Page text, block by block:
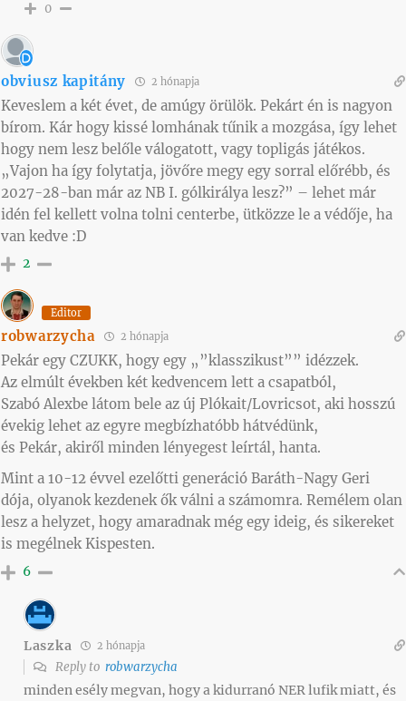
0
obviusz kapitány 2 hónapja
Keveslem a két évet, de amúgy örülök. Pekárt én is nagyon
bírom. Kár hogy kissé lomhának tűnik a mozgása, így lehet
hogy nem lesz belőle válogatott, vagy topligás játékos.
„Vajon ha így folytatja, jövőre megy egy sorral előrébb, és
2027-28-ban már az NB I. gólkirálya lesz?” – lehet már
idén fel kellett volna tolni centerbe, ütközze le a védője, ha
van kedve :D
2
Editor
robwarzycha 2 hónapja
Pekár egy CZUKK, hogy egy „”klasszikust”” idézzek.
Az elmúlt években két kedvencem lett a csapatból,
Szabó Alexbe látom bele az új Plókait/Lovricsot, aki hosszú
évekig lehet az egyre megbízhatóbb hátvédünk,
és Pekár, akiről minden lényegest leírtál, hanta.
Mint a 10-12 évvel ezelőtti generáció Baráth-Nagy Geri
dója, olyanok kezdenek ők válni a számomra. Remélem olan
lesz a helyzet, hogy amaradnak még egy ideig, és sikereket
is megélnek Kispesten.
6
Laszka 2 hónapja
Reply to robwarzycha
minden esély megvan, hogy a kidurranó NER lufik miatt, és